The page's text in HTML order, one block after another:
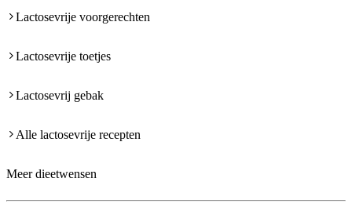
Lactosevrije voorgerechten
Lactosevrije toetjes
Lactosevrij gebak
Alle lactosevrije recepten
Meer dieetwensen